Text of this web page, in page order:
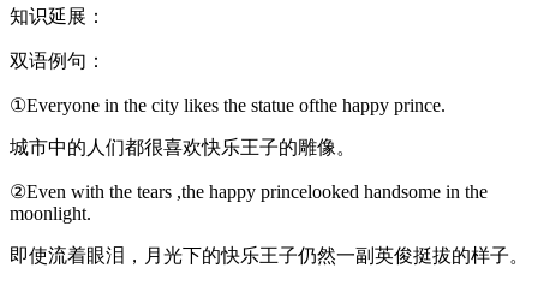
知识延展：
双语例句：
①Everyone in the city likes the statue ofthe happy prince.
城市中的人们都很喜欢快乐王子的雕像。
②Even with the tears ,the happy princelooked handsome in the
moonlight.
即使流着眼泪，月光下的快乐王子仍然一副英俊挺拔的样子。